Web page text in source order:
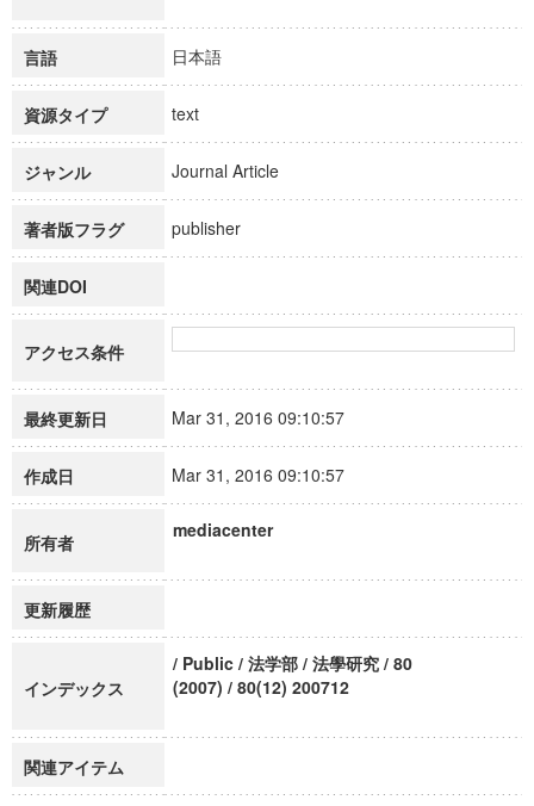
言語 日本語
資源タイプ text
ジャンル Journal Article
著者版フラグ publisher
関連DOI
アクセス条件
最終更新日 Mar 31, 2016 09:10:57
作成日 Mar 31, 2016 09:10:57
所有者
mediacenter
更新履歴
インデックス
/ Public / 法学部 / 法學研究 / 80
(2007) / 80(12) 200712
関連アイテム